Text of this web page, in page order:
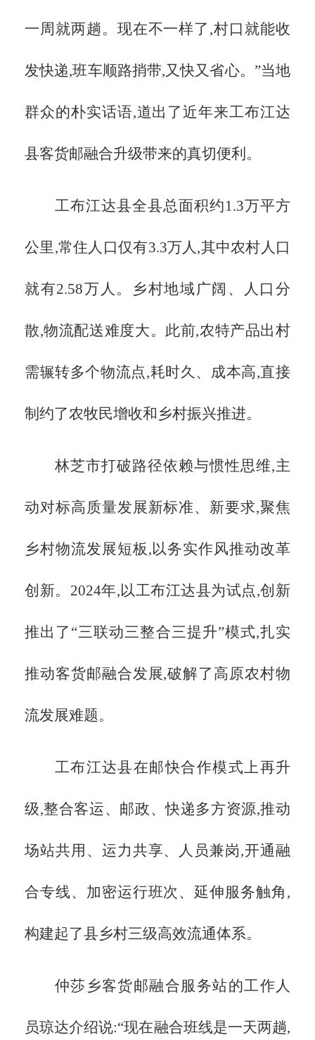
一周就两趟。现在不一样了,村口就能收
发快递,班车顺路捎带,又快又省心。”当地
群众的朴实话语,道出了近年来工布江达
县客货邮融合升级带来的真切便利。
工布江达县全县总面积约1.3万平方
公里,常住人口仅有3.3万人,其中农村人口
就有2.58万人。乡村地域广阔、人口分
散,物流配送难度大。此前,农特产品出村
需辗转多个物流点,耗时久、成本高,直接
制约了农牧民增收和乡村振兴推进。
林芝市打破路径依赖与惯性思维,主
动对标高质量发展新标准、新要求,聚焦
乡村物流发展短板,以务实作风推动改革
创新。 2024年,以工布江达县为试点,创新
推出了“三联动三整合三提升”模式,扎实
推动客货邮融合发展,破解了高原农村物
流发展难题。
工布江达县在邮快合作模式上再升
级,整合客运、邮政、快递多方资源,推动
场站共用、运力共享、人员兼岗,开通融
合专线、加密运行班次、延伸服务触角,
构建起了县乡村三级高效流通体系。
仲莎乡客货邮融合服务站的工作人
员琼达介绍说:“现在融合班线是一天两趟,